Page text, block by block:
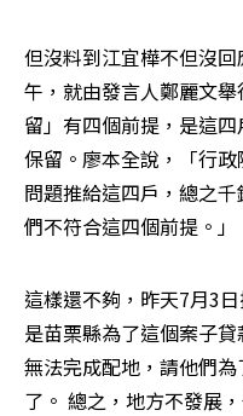
但沒料到江宜樺不但沒
午，就由發言人鄭麗文
留」有四個前提，是這
保留。廖本全說，「行
問題推給這四戶，總之
們不符合這四個前提。」
這樣還不夠，昨天7月3
是苗栗縣為了這個案子
無法完成配地，請他們
了。 總之，地方不發展